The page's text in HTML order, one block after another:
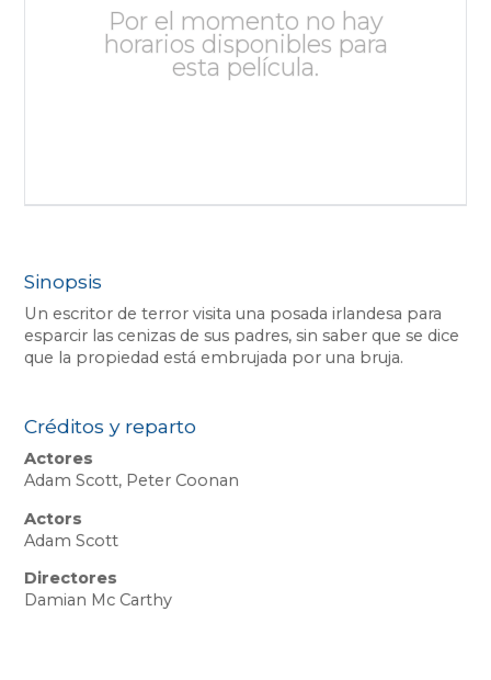
Por el momento no hay
horarios disponibles para
esta película.
Sinopsis
Un escritor de terror visita una posada irlandesa para
esparcir las cenizas de sus padres, sin saber que se dice
que la propiedad está embrujada por una bruja.
Créditos y reparto
Actores
Adam Scott, Peter Coonan
Actors
Adam Scott
Directores
Damian Mc Carthy